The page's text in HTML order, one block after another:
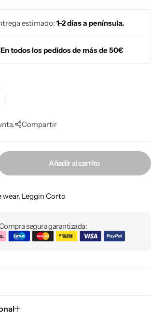
soporte y forma. Ideal para combinar
a juego.
estimado: 1-2 días a península.
En todos los pedidos de más de 50€
Compartir
Añadir al carrito
wear, Leggin Corto
segura garantizada: